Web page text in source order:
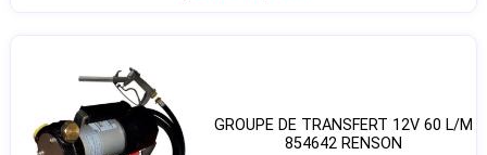
GROUPE DE TRANSFERT 12V 60 L/M
854642 RENSON